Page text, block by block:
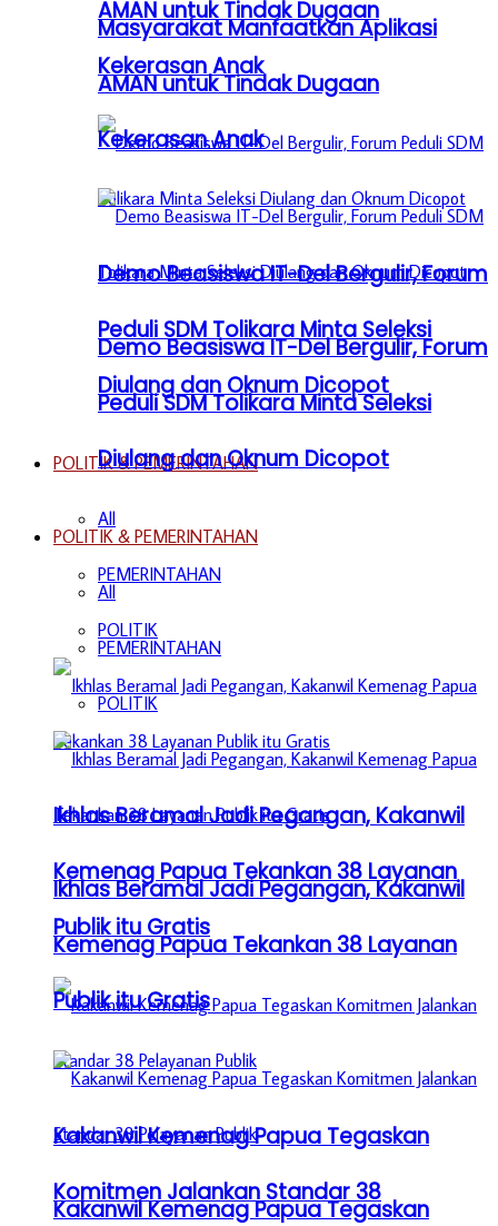
AMAN untuk Tindak Dugaan
Kekerasan Anak
Demo Beasiswa IT-Del Bergulir, Forum
Peduli SDM Tolikara Minta Seleksi
Diulang dan Oknum Dicopot
POLITIK & PEMERINTAHAN
All
PEMERINTAHAN
POLITIK
Ikhlas Beramal Jadi Pegangan, Kakanwil
Kemenag Papua Tekankan 38 Layanan
Publik itu Gratis
Kakanwil Kemenag Papua Tegaskan
Komitmen Jalankan Standar 38
Masyarakat Manfaatkan Aplikasi
AMAN untuk Tindak Dugaan
Kekerasan Anak
Demo Beasiswa IT-Del Bergulir, Forum
Peduli SDM Tolikara Minta Seleksi
Diulang dan Oknum Dicopot
POLITIK & PEMERINTAHAN
All
PEMERINTAHAN
POLITIK
Ikhlas Beramal Jadi Pegangan, Kakanwil
Kemenag Papua Tekankan 38 Layanan
Publik itu Gratis
Kakanwil Kemenag Papua Tegaskan